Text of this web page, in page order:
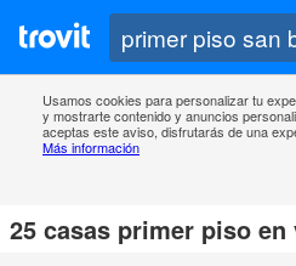
Usamos cookies para personalizar tu
y mostrarte contenido y anuncios
aceptas este aviso, disfrutarás de una
Más información
25 casas primer piso